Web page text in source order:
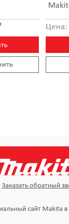
Цена:
Заказать обратный
сайт Makita в